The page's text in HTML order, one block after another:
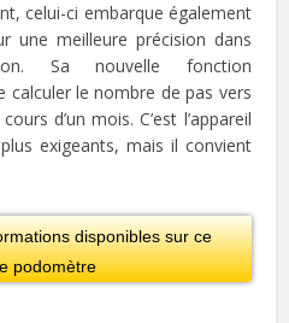
celui-ci embarque également
une meilleure précision dans
Sa nouvelle fonction
calculer le nombre de pas vers
d’un mois. C’est l’appareil
exigeants, mais il convient
disponibles sur ce
podomètre